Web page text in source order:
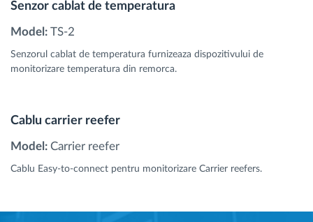
Senzor cablat de temperatura
Model: TS-2
Senzorul cablat de temperatura furnizeaza dispozitivului de
monitorizare temperatura din remorca.
Cablu carrier reefer
Model: Carrier reefer
Cablu Easy-to-connect pentru monitorizare Carrier reefers.